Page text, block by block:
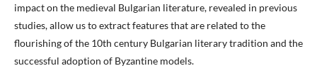
impact on the medieval Bulgarian literature, revealed in previous
studies, allow us to extract features that are related to the
flourishing of the 10th century Bulgarian literary tradition and the
successful adoption of Byzantine models.